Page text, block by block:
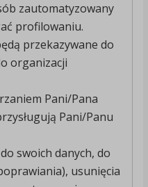
zautomatyzowany
profilowaniu.
przekazywane do
organizacji
Pani/Pana
Pani/Panu
swoich danych, do
usunięcia